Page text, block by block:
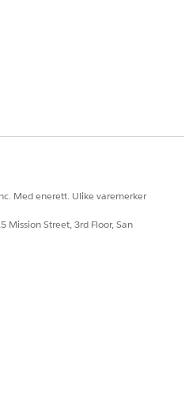
Med enerett. Ulike varemerker
Mission Street, 3rd Floor, San